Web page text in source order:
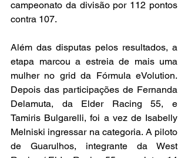
campeonato da divisão por 112 pontos
contra 107.
Além das disputas pelos resultados, a
etapa marcou a estreia de mais uma
mulher no grid da Fórmula eVolution.
Depois das participações de Fernanda
Delamuta, da Elder Racing 55, e
Tamiris Bulgarelli, foi a vez de Isabelly
Melniski ingressar na categoria. A piloto
de Guarulhos, integrante da West